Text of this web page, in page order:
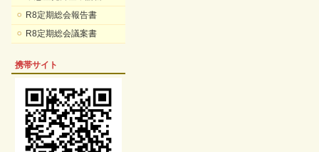
R8定期総会報告書
R8定期総会議案書
携帯サイト